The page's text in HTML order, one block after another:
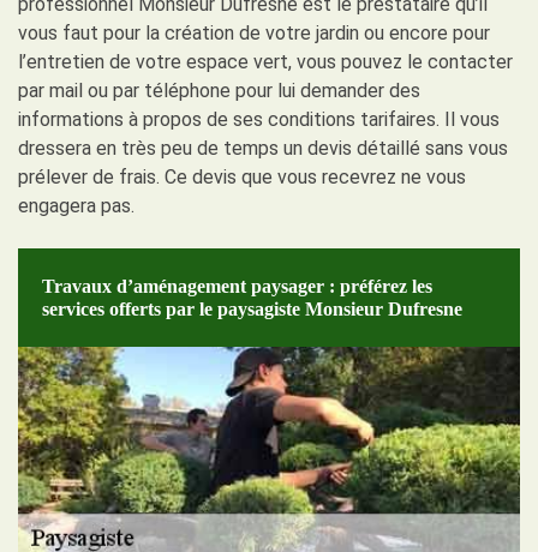
professionnel Monsieur Dufresne est le prestataire qu’il
vous faut pour la création de votre jardin ou encore pour
l’entretien de votre espace vert, vous pouvez le contacter
par mail ou par téléphone pour lui demander des
informations à propos de ses conditions tarifaires. Il vous
dressera en très peu de temps un devis détaillé sans vous
prélever de frais. Ce devis que vous recevrez ne vous
engagera pas.
Travaux d’aménagement paysager : préférez les
services offerts par le paysagiste Monsieur Dufresne